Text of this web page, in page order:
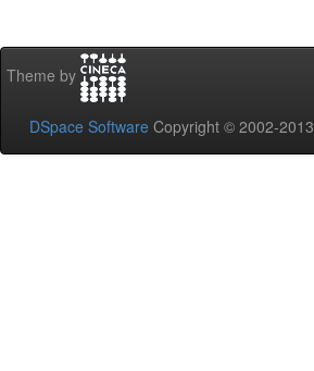
Theme by
DSpace Software Copyright © 2002-2013